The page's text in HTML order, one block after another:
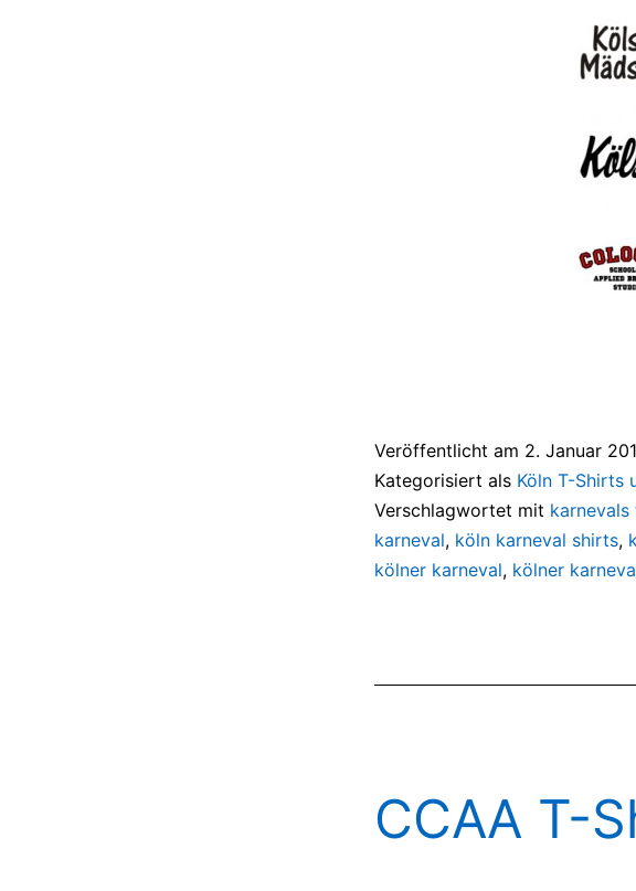
Veröffentlicht am 2. Januar
Kategorisiert als Köln T-Shirts
Verschlagwortet mit
karneval, köln karneval shirts,
kölner karneval, kölner
CCAA T-